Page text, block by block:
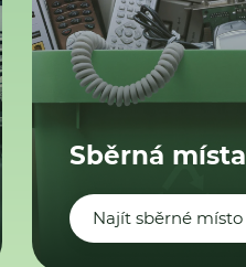
Sběrná místa
Najít sběrné místo